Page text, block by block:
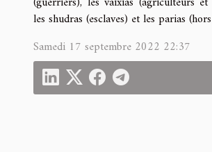
les shudras (esclaves) et les parias
Samedi 17 septembre 2022 22:37